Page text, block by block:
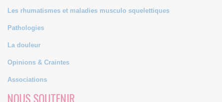
Les rhumatismes et maladies musculo squelettiques
Pathologies
La douleur
Opinions & Craintes
Associations
NOUS SOUTENIR